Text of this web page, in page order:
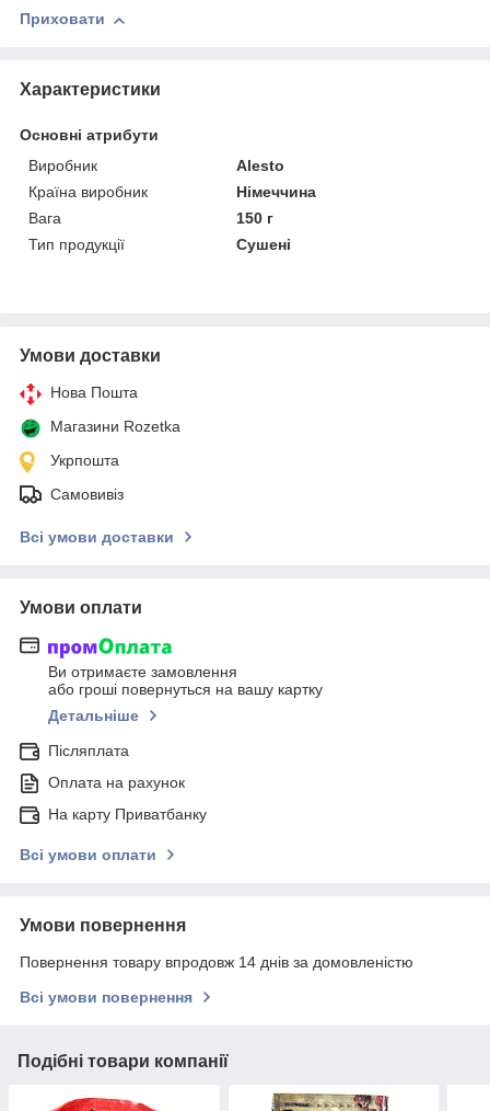
Приховати
Характеристики
Основні атрибути
Виробник
Alesto
Країна виробник
Німеччина
Вага
150 г
Тип продукції
Сушені
Умови доставки
Нова Пошта
Магазини Rozetka
Укрпошта
Самовивіз
Всі умови доставки
Умови оплати
Ви отримаєте замовлення
або гроші повернуться на вашу картку
Детальніше
Післяплата
Оплата на рахунок
На карту Приватбанку
Всі умови оплати
Умови повернення
Повернення товару впродовж 14 днів за домовленістю
Всі умови повернення
Подібні товари компанії